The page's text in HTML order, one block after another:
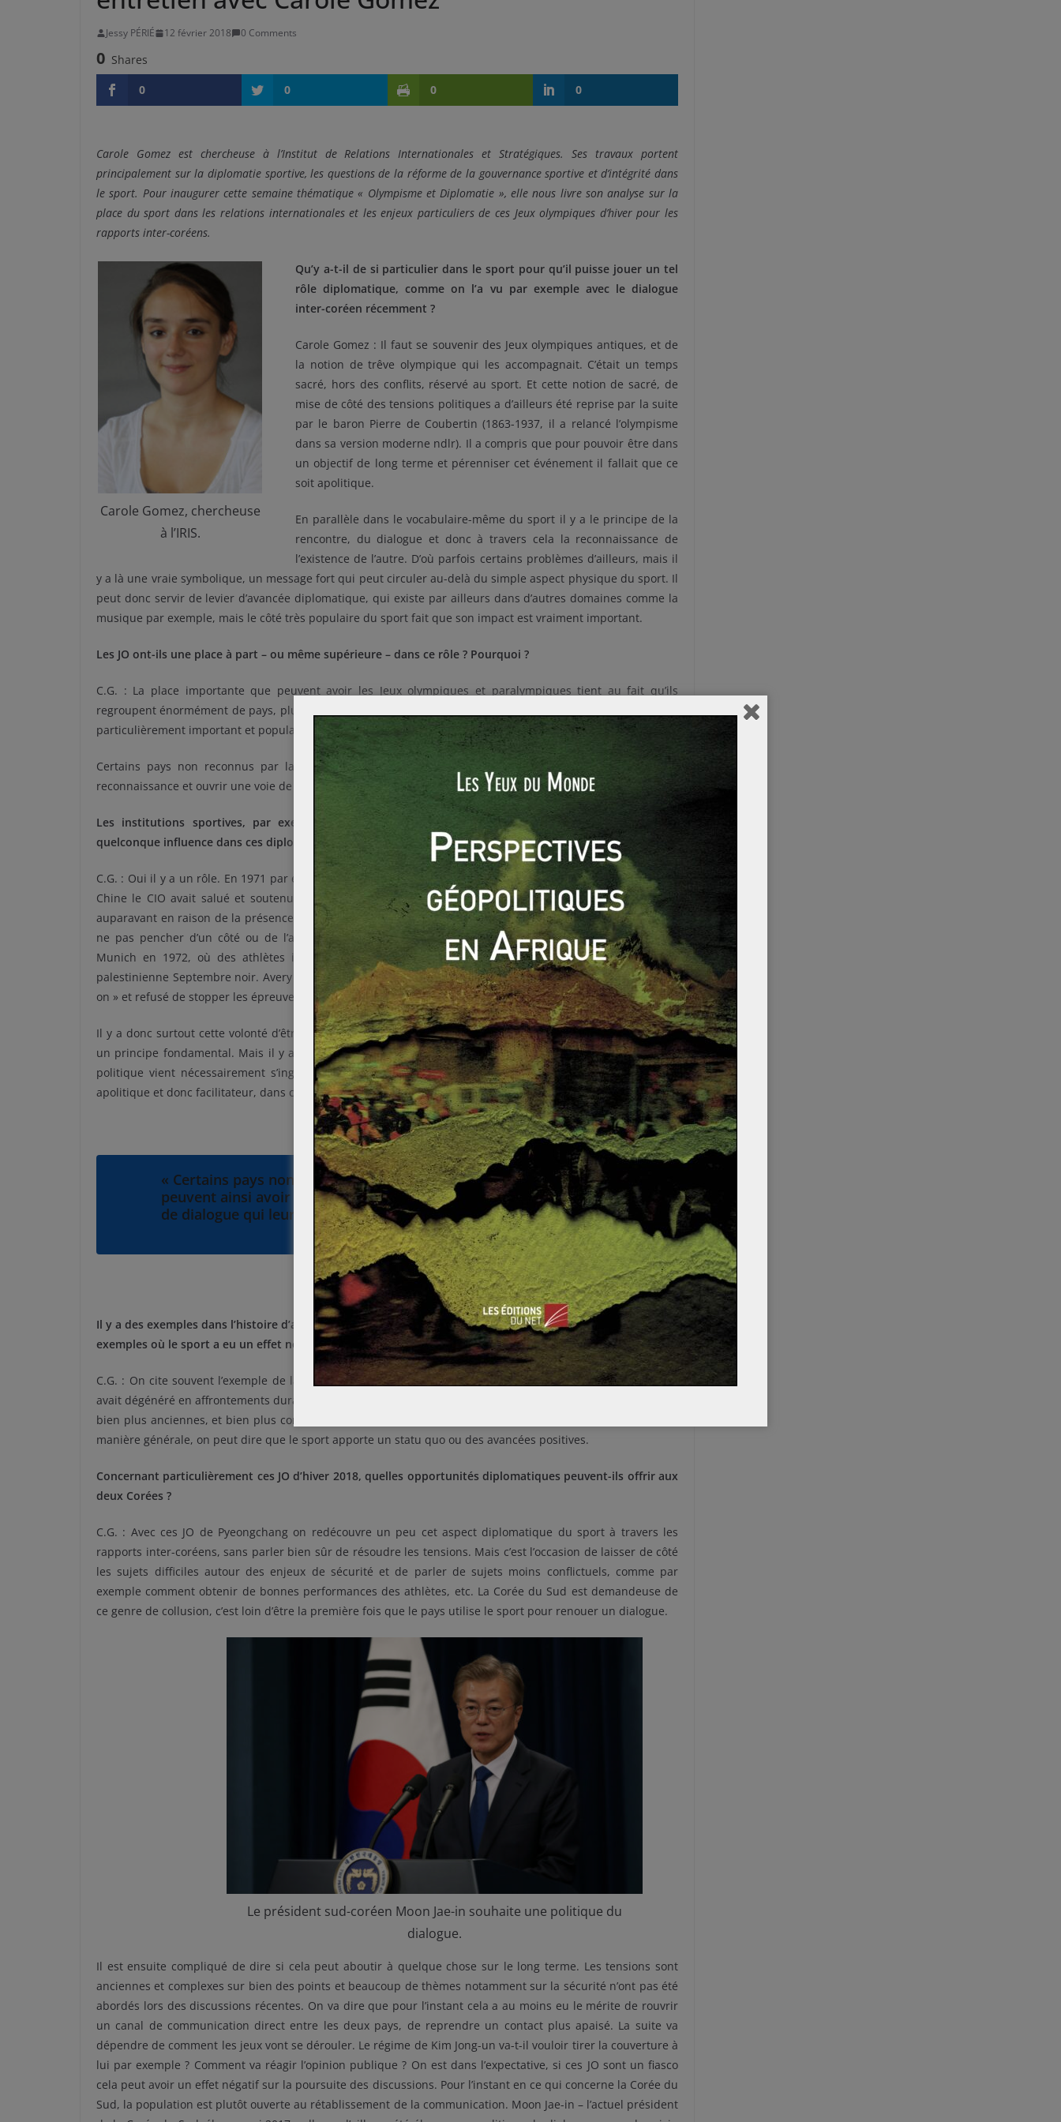
Jessy PÉRIÉ 12 février 2018 0 Comments
0 Shares
0
0 0 0
Carole Gomez est chercheuse à l’Institut de Relations Internationales et Stratégiques. Ses travaux portent
principalement sur la diplomatie sportive, les questions de la réforme de la gouvernance sportive et d’intégrité dans
le sport. Pour inaugurer cette semaine thématique « Olympisme et Diplomatie », elle nous livre son analyse sur la
place du sport dans les relations internationales et les enjeux particuliers de ces Jeux olympiques d’hiver pour les
rapports inter-coréens.
Carole Gomez, chercheuse
à l’IRIS.
Qu’y a-t-il de si particulier dans le sport pour qu’il puisse jouer un tel
rôle diplomatique, comme on l’a vu par exemple avec le dialogue
inter-coréen récemment ?
Carole Gomez : Il faut se souvenir des Jeux olympiques antiques, et de
la notion de trêve olympique qui les accompagnait. C’était un temps
sacré, hors des conflits, réservé au sport. Et cette notion de sacré, de
mise de côté des tensions politiques a d’ailleurs été reprise par la suite
par le baron Pierre de Coubertin (1863-1937, il a relancé l’olympisme
dans sa version moderne ndlr). Il a compris que pour pouvoir être dans
un objectif de long terme et pérenniser cet événement il fallait que ce
soit apolitique.
En parallèle dans le vocabulaire-même du sport il y a le principe de la
rencontre, du dialogue et donc à travers cela la reconnaissance de
l’existence de l’autre. D’où parfois certains problèmes d’ailleurs, mais il
y a là une vraie symbolique, un message fort qui peut circuler au-delà du simple aspect physique du sport. Il
peut donc servir de levier d’avancée diplomatique, qui existe par ailleurs dans d’autres domaines comme la
musique par exemple, mais le côté très populaire du sport fait que son impact est vraiment important.
Les JO ont-ils une place à part – ou même supérieure – dans ce rôle ? Pourquoi ?
C.G. : La place importante que peuvent avoir les Jeux olympiques et paralympiques tient au fait qu’ils
regroupent énormément de pays, plus qu’aux Nations Unies par exemple. Même le football, qui est un sport
particulièrement important et populaire, ne regroupe « que » 32 pays en Coupe du monde.
Certains pays non reconnus par la communauté internationale peuvent ainsi avoir une existence, une
reconnaissance et ouvrir une voie de dialogue qui leur est impossible ailleurs.
Les institutions sportives, par exemple le CIO (Comité International Olympique), exercent-elles une
quelconque influence dans ces diplomaties ou le sport n’est-il qu’un simple vecteur ?
C.G. : Oui il y a un rôle. En 1971 par exemple lors de la « diplomatie du ping-pong » entre les États-Unis et la
Chine le CIO avait salué et soutenu l’initiative, alors que la Chine s’était retirée du CIO plusieurs années
auparavant en raison de la présence de Taïwan comme entité à part entière au comité. Il y a une volonté de
ne pas pencher d’un côté ou de l’autre. On peut aussi prendre l’exemple des Jeux olympiques d’été de
Munich en 1972, où des athlètes israéliens ont été tués par des membres de l’organisation terroriste
palestinienne Septembre noir. Avery Brundage, le président du CIO avait alors déclaré « The games must go
on » et refusé de stopper les épreuves.
Il y a donc surtout cette volonté d’être apolitique encore une fois. C’est inscrit dans la charte du CIO et c’est
un principe fondamental. Mais il y a aussi cette conscience que tout est politique malgré tout et que cette
politique vient nécessairement s’ingérer. Le CIO a ainsi un rôle à jouer, de par le fait que le sport soit
apolitique et donc facilitateur, dans cette ingérence politique inévitable.
« Certains pays non reconnus par la communauté internationale
peuvent ainsi avoir une existence, une reconnaissance et ouvrir une voie
de dialogue qui leur est impossible ailleurs. »
Il y a des exemples dans l’histoire d’avancées diplomatiques obtenues via les JO, avez-vous au contraire des
exemples où le sport a eu un effet néfaste sur une stratégie diplomatique ?
C.G. : On cite souvent l’exemple de la « guerre du football », où un match entre le Salvador et le Honduras
avait dégénéré en affrontements durant plusieurs jours en juillet 1969. Mais les tensions étaient évidemment
bien plus anciennes, et bien plus complexes, le match a été un élément déclencheur et non la cause. D’une
manière générale, on peut dire que le sport apporte un statu quo ou des avancées positives.
Concernant particulièrement ces JO d’hiver 2018, quelles opportunités diplomatiques peuvent-ils offrir aux
deux Corées ?
C.G. : Avec ces JO de Pyeongchang on redécouvre un peu cet aspect diplomatique du sport à travers les
rapports inter-coréens, sans parler bien sûr de résoudre les tensions. Mais c’est l’occasion de laisser de côté
les sujets difficiles autour des enjeux de sécurité et de parler de sujets moins conflictuels, comme par
exemple comment obtenir de bonnes performances des athlètes, etc. La Corée du Sud est demandeuse de
ce genre de collusion, c’est loin d’être la première fois que le pays utilise le sport pour renouer un dialogue.
Le président sud-coréen Moon Jae-in souhaite une politique du
dialogue.
Il est ensuite compliqué de dire si cela peut aboutir à quelque chose sur le long terme. Les tensions sont
anciennes et complexes sur bien des points et beaucoup de thèmes notamment sur la sécurité n’ont pas été
abordés lors des discussions récentes. On va dire que pour l’instant cela a au moins eu le mérite de rouvrir
un canal de communication direct entre les deux pays, de reprendre un contact plus apaisé. La suite va
dépendre de comment les jeux vont se dérouler. Le régime de Kim Jong-un va-t-il vouloir tirer la couverture à
lui par exemple ? Comment va réagir l’opinion publique ? On est dans l’expectative, si ces JO sont un fiasco
cela peut avoir un effet négatif sur la poursuite des discussions. Pour l’instant en ce qui concerne la Corée du
Sud, la population est plutôt ouverte au rétablissement de la communication. Moon Jae-in – l’actuel président